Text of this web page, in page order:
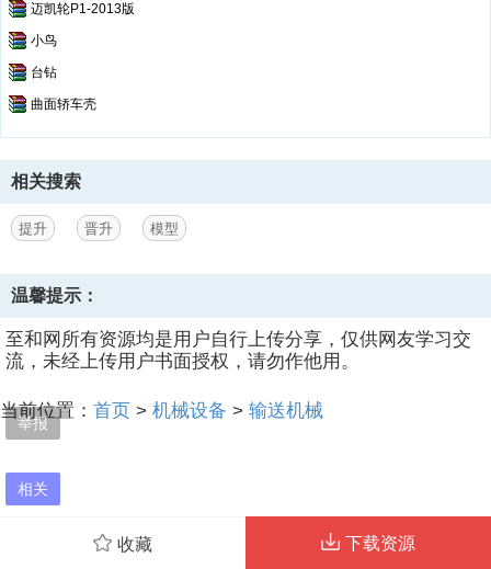
相关
举报
迈凯轮P1-2013版
小鸟
台钻
曲面轿车壳
相关搜索
提升 晋升 模型
收藏 下载资源
温馨提示：
至和网所有资源均是用户自行上传分享，仅供网友学习交
流，未经上传用户书面授权，请勿作他用。
当前位置： 首页 > 机械设备 > 输送机械